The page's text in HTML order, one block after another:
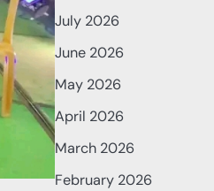
July 2026
June 2026
May 2026
April 2026
March 2026
February 2026